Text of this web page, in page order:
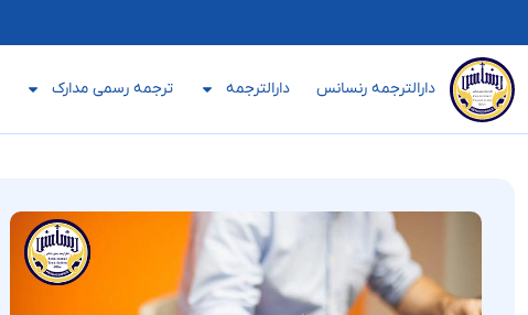
دارالترجمه رنسانس دارالترجمه ترجمه رسمی مدارک